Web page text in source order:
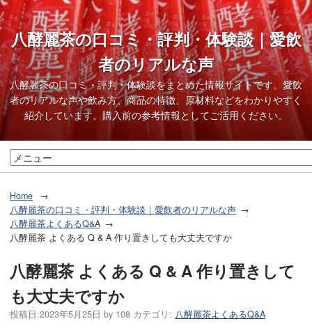
八酵麗茶の口コミ・評判・体験談｜愛飲
者のリアルな声
八酵麗茶の口コミ・評判・体験談をまとめた情報サイトです。愛飲
者のリアルな声や飲み方、商品の特徴、原材料などをわかりやすく
紹介しています。購入前の参考情報としてご活用ください。
Home
八酵麗茶の口コミ・評判・体験談｜愛飲者のリアルな声
八酵麗茶よくあるQ&A
八酵麗茶 よくある Q & A 作り置きしても大丈夫ですか
八酵麗茶 よくある Q & A 作り置きして
も大丈夫ですか
投稿日:2023年5月25日 by 108 カテゴリ: 八酵麗茶よくあるQ&A